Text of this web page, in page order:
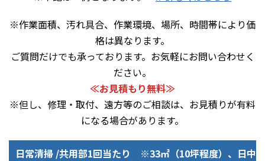
※作業面積、汚れ具合、作業環境、場所、時間帯により価
格は異なります。
ご質問だけでも承っております。お気軽にお問い合わせく
ださい。
≪お見積もり無料≫
※但し、修理・取付、遠方等のご相談は、お見積りが有料
になる場合があります。
日常清掃 /共用部1回当たり ※33㎡（10坪程度）、日中